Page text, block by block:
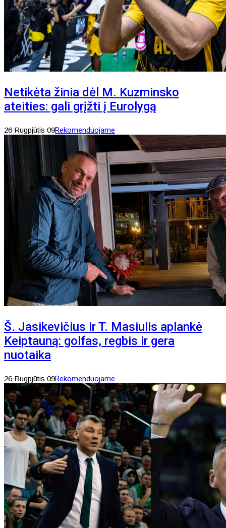
Netikėta žinia dėl M. Kuzminsko
ateities: gali grįžti į Eurolygą
26 Rugpjūtis 09Rekomenduojame
Š. Jasikevičius ir T. Masiulis aplankė
Keiptauną: golfas, regbis ir gera
nuotaika
26 Rugpjūtis 09Rekomenduojame